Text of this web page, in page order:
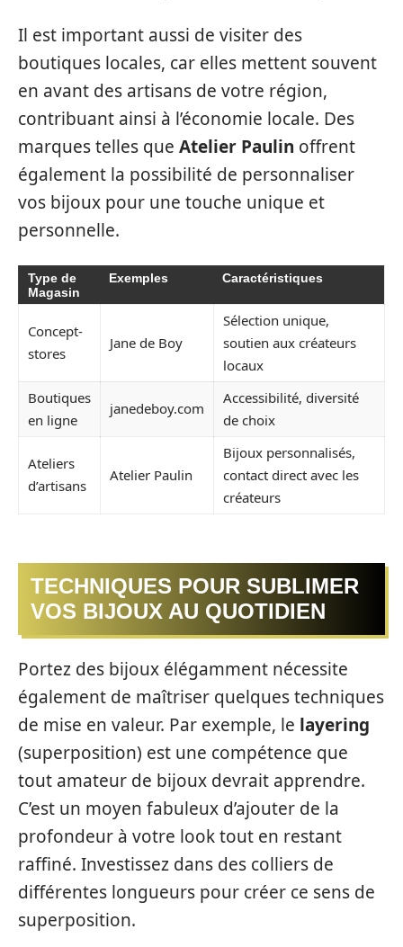
Il est important aussi de visiter des
boutiques locales, car elles mettent souvent
en avant des artisans de votre région,
contribuant ainsi à l’économie locale. Des
marques telles que Atelier Paulin offrent
également la possibilité de personnaliser
vos bijoux pour une touche unique et
personnelle.
Type de
Magasin
Exemples Caractéristiques
Concept-
stores
Jane de Boy
Sélection unique,
soutien aux créateurs
locaux
Boutiques
en ligne
janedeboy.com
Accessibilité, diversité
de choix
Ateliers
d’artisans
Atelier Paulin
Bijoux personnalisés,
contact direct avec les
créateurs
TECHNIQUES POUR SUBLIMER
VOS BIJOUX AU QUOTIDIEN
Portez des bijoux élégamment nécessite
également de maîtriser quelques techniques
de mise en valeur. Par exemple, le layering
(superposition) est une compétence que
tout amateur de bijoux devrait apprendre.
C’est un moyen fabuleux d’ajouter de la
profondeur à votre look tout en restant
raffiné. Investissez dans des colliers de
différentes longueurs pour créer ce sens de
superposition.